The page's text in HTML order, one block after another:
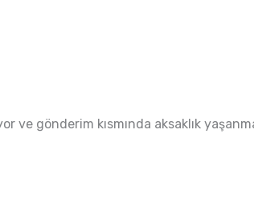
ve gönderim kısmında aksaklık